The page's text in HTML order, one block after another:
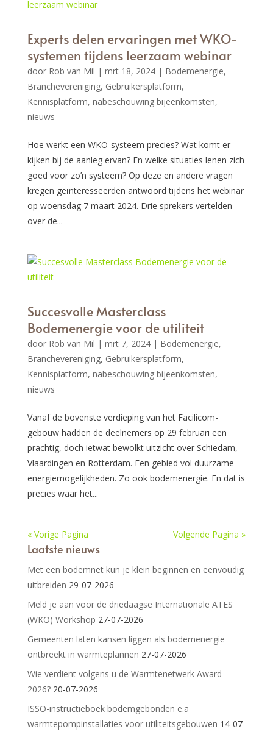
Experts delen ervaringen met WKO-
systemen tijdens leerzaam webinar
door Rob van Mil | mrt 18, 2024| Bodemenergie,
Branchevereniging, Gebruikersplatform,
Kennisplatform, nabeschouwing bijeenkomsten,
nieuws
Hoe werkt een WKO-systeem precies? Wat komt er
kijken bij de aanleg ervan? En welke situaties lenen zich
goed voor zo’n systeem? Op deze en andere vragen
kregen geïnteresseerden antwoord tijdens het webinar
op woensdag 7 maart 2024. Drie sprekers vertelden
over de...
Succesvolle Masterclass
Bodemenergie voor de utiliteit
door Rob van Mil | mrt 7, 2024| Bodemenergie,
Branchevereniging, Gebruikersplatform,
Kennisplatform, nabeschouwing bijeenkomsten,
nieuws
Vanaf de bovenste verdieping van het Facilicom-
gebouw hadden de deelnemers op 29 februari een
prachtig, doch ietwat bewolkt uitzicht over Schiedam,
Vlaardingen en Rotterdam. Een gebied vol duurzame
energiemogelijkheden. Zo ook bodemenergie. En dat is
precies waar het...
« Vorige Pagina Volgende Pagina »
Laatste nieuws
Met een bodemnet kun je klein beginnen en eenvoudig
uitbreiden 29-07-2026
Meld je aan voor de driedaagse Internationale ATES
(WKO) Workshop 27-07-2026
Gemeenten laten kansen liggen als bodemenergie
ontbreekt in warmteplannen 27-07-2026
Wie verdient volgens u de Warmtenetwerk Award
2026? 20-07-2026
ISSO-instructieboek bodemgebonden e.a
warmtepompinstallaties voor utiliteitsgebouwen 14-07-